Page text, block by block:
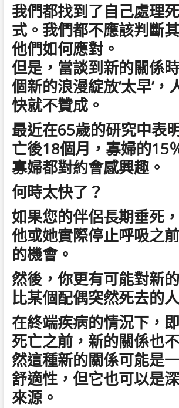
我們都找到了自己處理
式。我們都不應該判斷
他們如何應對。
但是，當談到新的關係
個新的浪漫綻放’太早’，
快就不贊成。
最近在65歲的研究中表
亡後18個月，寡婦的15
寡婦都對約會感興趣。
何時太快了？
如果您的伴侶長期垂死
他或她實際停止呼吸之
的機會。
然後，你更有可能對新
比某個配偶突然死去的
在終端疾病的情況下，
死亡之前，新的關係也
然這種新的關係可能​​是
舒適性，但它也可以是
來源。